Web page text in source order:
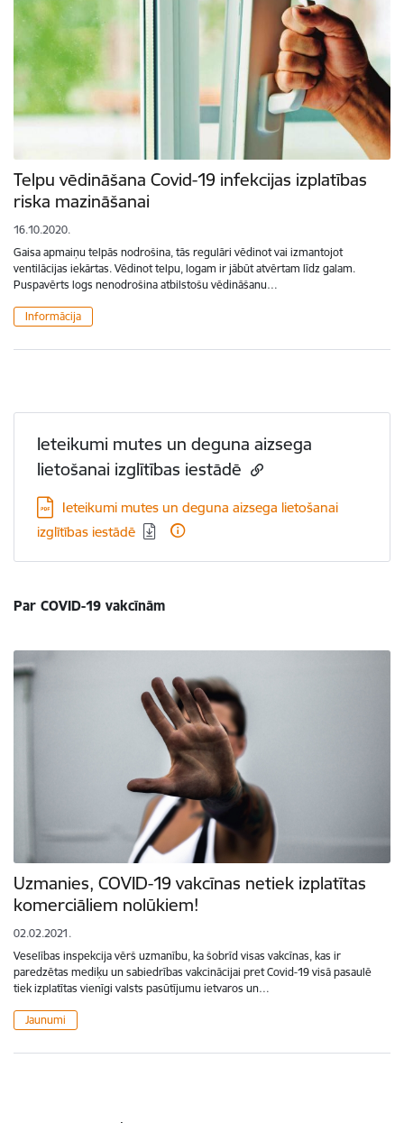
Telpu vēdināšana Covid-19 infekcijas izplatības
riska mazināšanai
16.10.2020.
Gaisa apmaiņu telpās nodrošina, tās regulāri vēdinot vai izmantojot
ventilācijas iekārtas. Vēdinot telpu, logam ir jābūt atvērtam līdz galam.
Puspavērts logs nenodrošina atbilstošu vēdināšanu…
Informācija
Ieteikumi mutes un deguna aizsega
lietošanai izglītības iestādē
Lejupielādēt:
Ieteikumi mutes un deguna aizsega lietošanai
izglītības iestādē
Par COVID-19 vakcīnām
Uzmanies, COVID-19 vakcīnas netiek izplatītas
komerciāliem nolūkiem!
02.02.2021.
Veselības inspekcija vērš uzmanību, ka šobrīd visas vakcīnas, kas ir
paredzētas mediķu un sabiedrības vakcinācijai pret Covid-19 visā pasaulē
tiek izplatītas vienīgi valsts pasūtījumu ietvaros un…
Jaunumi